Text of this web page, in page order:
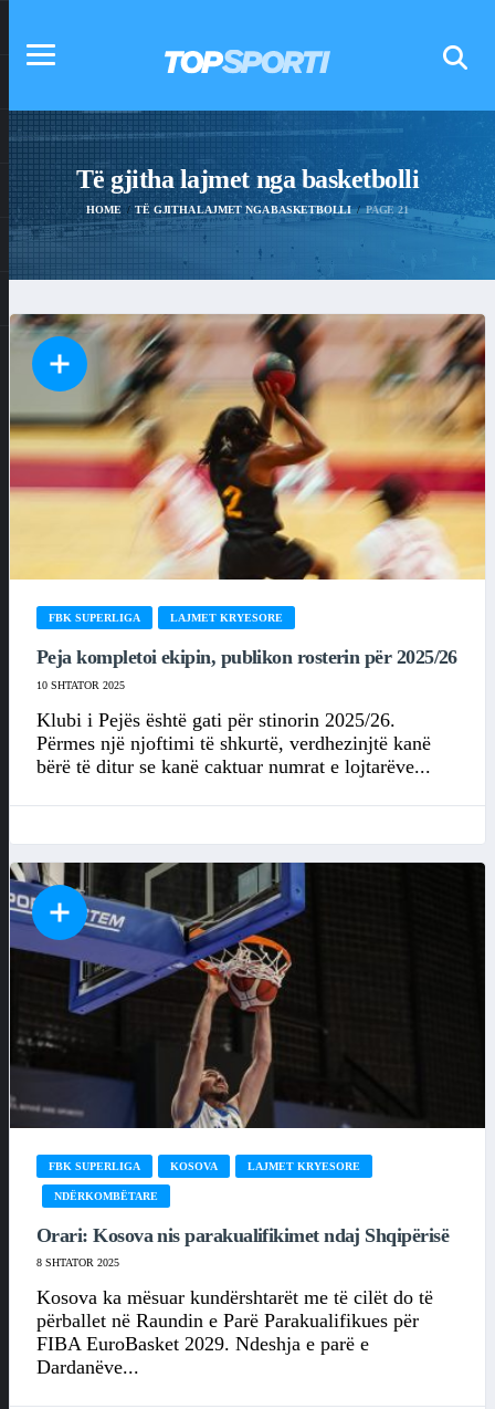
Të gjitha lajmet nga basketbolli
HOME TË GJITHA LAJMET NGA BASKETBOLLI PAGE 21
FBK SUPERLIGA LAJMET KRYESORE
Peja kompletoi ekipin, publikon rosterin për 2025/26
10 SHTATOR 2025
Klubi i Pejës është gati për stinorin 2025/26.
Përmes një njoftimi të shkurtë, verdhezinjtë kanë
bërë të ditur se kanë caktuar numrat e lojtarëve...
FBK SUPERLIGA KOSOVA LAJMET KRYESORE
NDËRKOMBËTARE
Orari: Kosova nis parakualifikimet ndaj Shqipërisë
8 SHTATOR 2025
Kosova ka mësuar kundërshtarët me të cilët do të
përballet në Raundin e Parë Parakualifikues për
FIBA EuroBasket 2029. Ndeshja e parë e
Dardanëve...